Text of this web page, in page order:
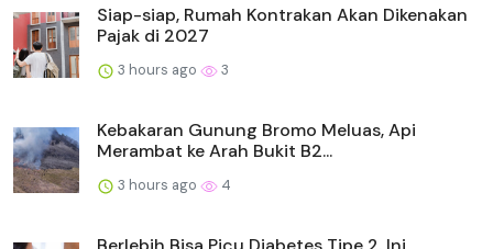
Siap-siap, Rumah Kontrakan Akan Dikenakan
Pajak di 2027
3 hours ago 3
Kebakaran Gunung Bromo Meluas, Api
Merambat ke Arah Bukit B2...
3 hours ago 4